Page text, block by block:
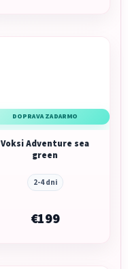
DOPRAVA ZADARMO
Voksi Adventure sea
green
2-4 dni
€199